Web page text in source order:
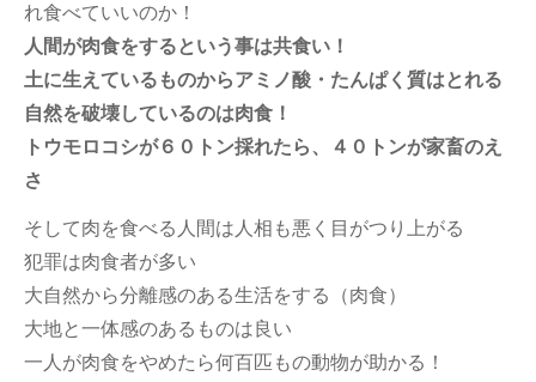
れ食べていいのか！
人間が肉食をするという事は共食い！
土に生えているものからアミノ酸・たんぱく質はとれる
自然を破壊しているのは肉食！
トウモロコシが６０トン採れたら、４０トンが家畜のえ
さ
そして肉を食べる人間は人相も悪く目がつり上がる
犯罪は肉食者が多い
大自然から分離感のある生活をする（肉食）
大地と一体感のあるものは良い
一人が肉食をやめたら何百匹もの動物が助かる！